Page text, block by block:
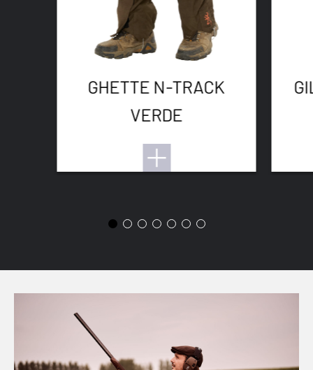
GHETTE N-TRACK
VERDE